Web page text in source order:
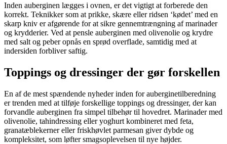
Inden auberginen lægges i ovnen, er det vigtigt at forberede den
korrekt. Teknikker som at prikke, skære eller ridsen ‘kødet’ med en
skarp kniv er afgørende for at sikre gennemtrængning af marinader
og krydderier. Ved at pensle auberginen med olivenolie og krydre
med salt og peber opnås en sprød overflade, samtidig med at
indersiden forbliver saftig.
Toppings og dressinger der gør forskellen
En af de mest spændende nyheder inden for auberginetilberedning
er trenden med at tilføje forskellige toppings og dressinger, der kan
forvandle auberginen fra simpel tilbehør til hovedret. Marinader med
olivenolie, tahindressing eller yoghurt kombineret med feta,
granatæblekerner eller friskhøvlet parmesan giver dybde og
kompleksitet, som løfter smagsoplevelsen til nye højder.